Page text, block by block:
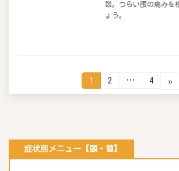
説。つらい腰の痛みを
ょう。
ペ
ー
固
定
ペ
1
固
ペ
2 …
固
ペ
4 »
症状別メニュー【頭・首】